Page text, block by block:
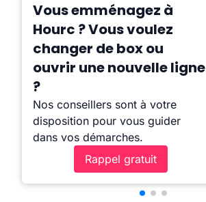
Vous emménagez à
Hourc ? Vous voulez
changer de box ou
ouvrir une nouvelle ligne
?
Nos conseillers sont à votre
disposition pour vous guider
dans vos démarches.
Rappel gratuit